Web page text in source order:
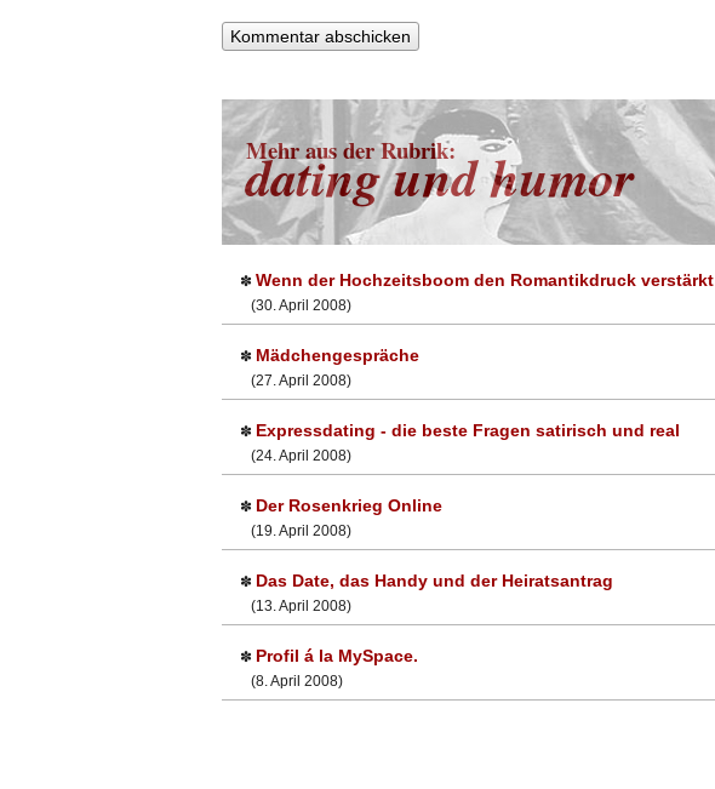
Mehr aus der Rubrik:
dating und humor
✽ Wenn der Hochzeitsboom den Romantikdruck verstärkt
(30. April 2008)
✽ Mädchengespräche
(27. April 2008)
✽ Expressdating - die beste Fragen satirisch und real
(24. April 2008)
✽ Der Rosenkrieg Online
(19. April 2008)
✽ Das Date, das Handy und der Heiratsantrag
(13. April 2008)
✽ Profil á la MySpace.
(8. April 2008)